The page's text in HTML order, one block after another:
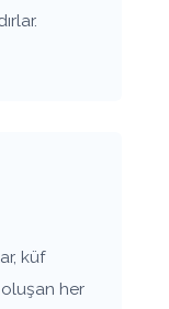
küf
her